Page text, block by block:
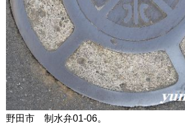
野田市 制水弁01-06。